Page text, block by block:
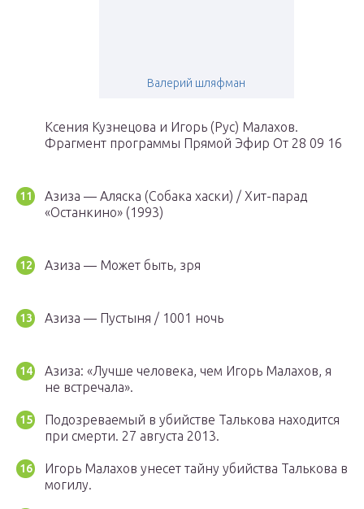
Валерий шляфман
Ксения Кузнецова и Игорь (Рус) Малахов.
Фрагмент программы Прямой Эфир От 28 09 16
Азиза — Аляска (Собака хаски) / Хит-парад
«Останкино» (1993)
Азиза — Может быть, зря
Азиза — Пустыня / 1001 ночь
Азиза: «Лучше человека, чем Игорь Малахов, я
не встречала».
Подозреваемый в убийстве Талькова находится
при смерти. 27 августа 2013.
Игорь Малахов унесет тайну убийства Талькова в
могилу.